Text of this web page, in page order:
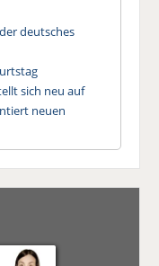
deutsches
sich neu auf
neuen